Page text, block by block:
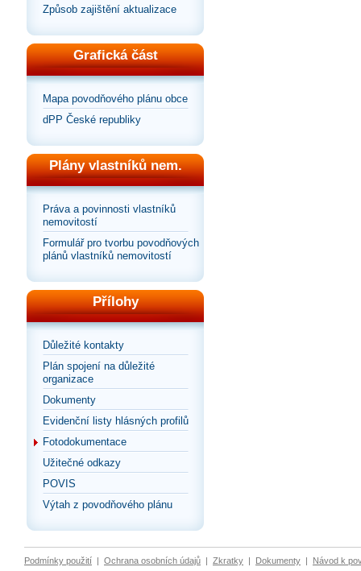
Způsob zajištění aktualizace
Grafická část
Mapa povodňového plánu obce
dPP České republiky
Plány vlastníků nem.
Práva a povinnosti vlastníků
nemovitostí
Formulář pro tvorbu povodňových
plánů vlastníků nemovitostí
Přílohy
Důležité kontakty
Plán spojení na důležité
organizace
Dokumenty
Evidenční listy hlásných profilů
Fotodokumentace
Užitečné odkazy
POVIS
Výtah z povodňového plánu
Podmínky použití | Ochrana osobních údajů | Zkratky | Dokumenty | Návod k